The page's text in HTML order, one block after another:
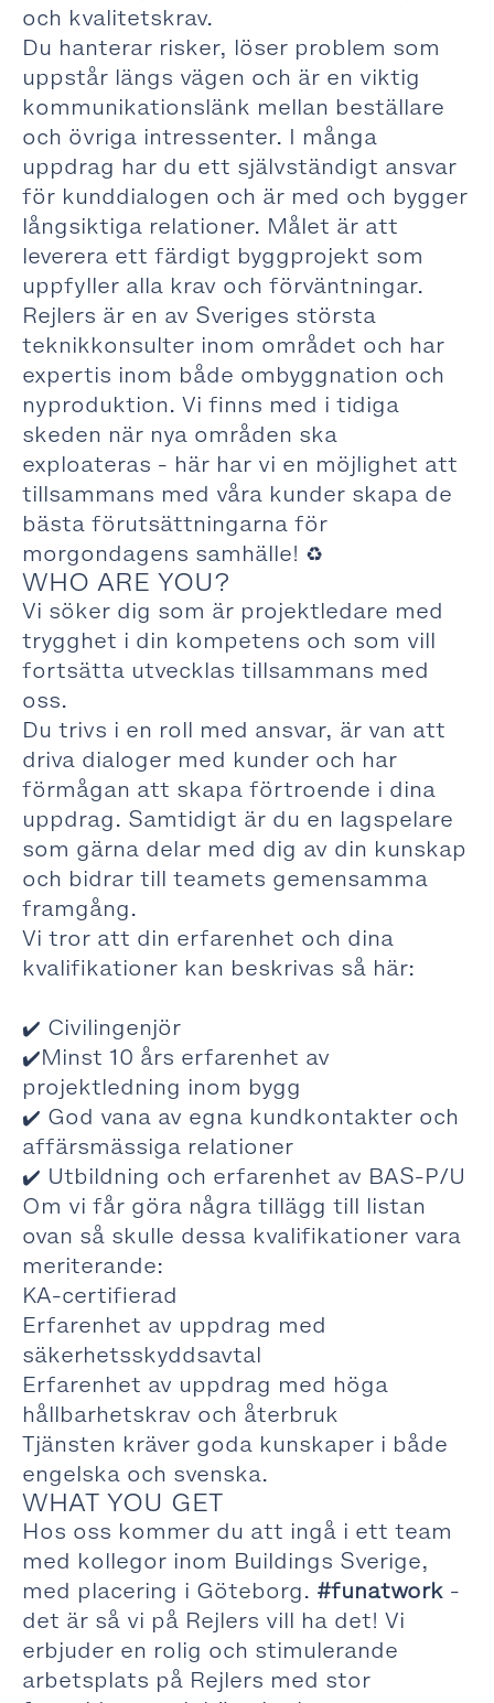
och kvalitetskrav.
Du hanterar risker, löser problem som
uppstår längs vägen och är en viktig
kommunikationslänk mellan beställare
och övriga intressenter. I många
uppdrag har du ett självständigt ansvar
för kunddialogen och är med och bygger
långsiktiga relationer. Målet är att
leverera ett färdigt byggprojekt som
uppfyller alla krav och förväntningar.
Rejlers är en av Sveriges största
teknikkonsulter inom området och har
expertis inom både ombyggnation och
nyproduktion. Vi finns med i tidiga
skeden när nya områden ska
exploateras - här har vi en möjlighet att
tillsammans med våra kunder skapa de
bästa förutsättningarna för
morgondagens samhälle! ♻️
WHO ARE YOU?
Vi söker dig som är projektledare med
trygghet i din kompetens och som vill
fortsätta utvecklas tillsammans med
oss.
Du trivs i en roll med ansvar, är van att
driva dialoger med kunder och har
förmågan att skapa förtroende i dina
uppdrag. Samtidigt är du en lagspelare
som gärna delar med dig av din kunskap
och bidrar till teamets gemensamma
framgång.
Vi tror att din erfarenhet och dina
kvalifikationer kan beskrivas så här:
✔️ Civilingenjör
✔️Minst 10 års erfarenhet av
projektledning inom bygg
✔️ God vana av egna kundkontakter och
affärsmässiga relationer
✔️ Utbildning och erfarenhet av BAS-P/U
Om vi får göra några tillägg till listan
ovan så skulle dessa kvalifikationer vara
meriterande:
KA-certifierad
Erfarenhet av uppdrag med
säkerhetsskyddsavtal
Erfarenhet av uppdrag med höga
hållbarhetskrav och återbruk
Tjänsten kräver goda kunskaper i både
engelska och svenska.
WHAT YOU GET
Hos oss kommer du att ingå i ett team
med kollegor inom Buildings Sverige,
med placering i Göteborg. #funatwork -
det är så vi på Rejlers vill ha det! Vi
erbjuder en rolig och stimulerande
arbetsplats på Rejlers med stor